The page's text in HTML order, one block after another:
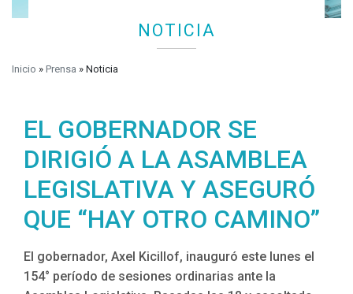
NOTICIA
Inicio » Prensa » Noticia
EL GOBERNADOR SE
DIRIGIÓ A LA ASAMBLEA
LEGISLATIVA Y ASEGURÓ
QUE “HAY OTRO CAMINO”
El gobernador, Axel Kicillof, inauguró este lunes el
154° período de sesiones ordinarias ante la